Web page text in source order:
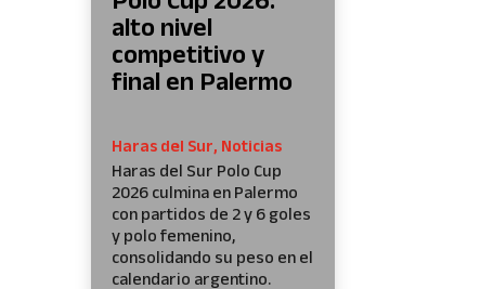
alto nivel
competitivo y
final en Palermo
Haras del Sur, Noticias
Haras del Sur Polo Cup
2026 culmina en Palermo
con partidos de 2 y 6 goles
y polo femenino,
consolidando su peso en el
calendario argentino.